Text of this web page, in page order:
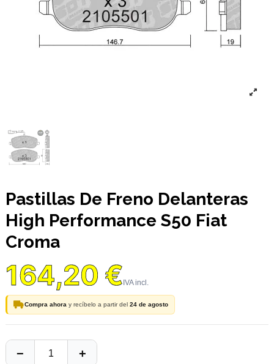
Pastillas De Freno Delanteras
High Performance S50 Fiat
Croma
164,20 €
Compra ahora y recíbelo a partir del 24 de agosto